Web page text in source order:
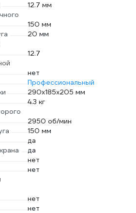
12.7 мм
150 мм
20 мм
12.7
нет
Профессиональный
290х185х205 мм
4.3 кг
2950 об/мин
150 мм
да
да
нет
нет
нет
нет